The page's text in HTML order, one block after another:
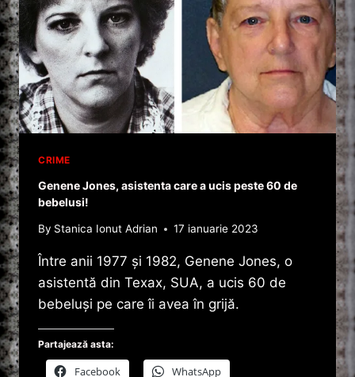
CRIME
Genene Jones, asistenta care a ucis peste 60 de
bebelusi!
By Stanica Ionut Adrian 17 ianuarie 2023
Între anii 1977 şi 1982, Genene Jones, o
asistentă din Texax, SUA, a ucis 60 de
bebeluşi pe care îi avea în grijă.
Partajează asta:
Facebook WhatsApp